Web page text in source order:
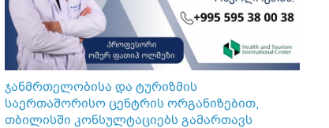
ჯანმრთელობისა და ტურიზმის
საერთაშორისო ცენტრის ორგანიზებით,
თბილისში კონსულტაციებს გამართავს